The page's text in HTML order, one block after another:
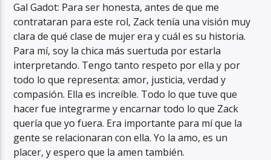
Gal Gadot: Para ser honesta, antes de que me
contrataran para este rol, Zack tenía una visión muy
clara de qué clase de mujer era y cuál es su historia.
Para mí, soy la chica más suertuda por estarla
interpretando. Tengo tanto respeto por ella y por
todo lo que representa: amor, justicia, verdad y
compasión. Ella es increíble. Todo lo que tuve que
hacer fue integrarme y encarnar todo lo que Zack
quería que yo fuera. Era importante para mí que la
gente se relacionaran con ella. Yo la amo, es un
placer, y espero que la amen también.